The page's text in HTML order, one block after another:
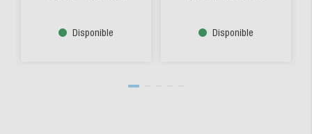
Disponible Disponible